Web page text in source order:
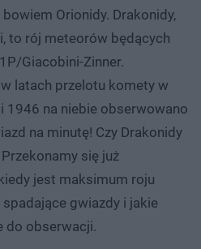
Orionidy. Drakonidy,
to rój meteorów będących
Giacobini-Zinner.
latach przelotu komety w
1946 na niebie obserwowano
na minutę! Czy Drakonidy
się już
jest maksimum roju
gwiazdy i jakie
do obserwacji.